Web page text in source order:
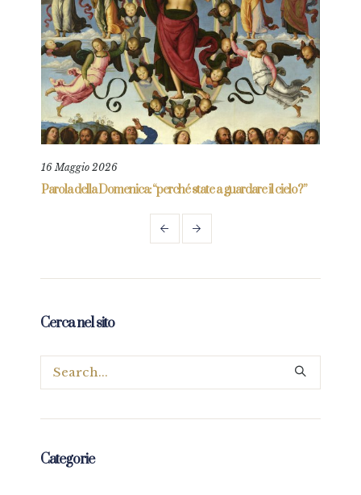
16 Maggio 2026
Parola della Domenica: “perché state a guardare il cielo?”
Cerca nel sito
Categorie